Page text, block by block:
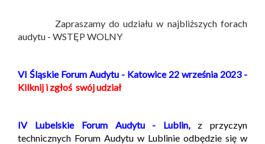
Zapraszamy do udziału w najbliższych forach
audytu - WSTĘP WOLNY
VI Śląskie Forum Audytu - Katowice 22 września 2023 -
Kilknij i zgłoś swój udział
IV Lubelskie Forum Audytu - Lublin,
z przyczyn
technicznych Forum Audytu w Lublinie odbędzie się w